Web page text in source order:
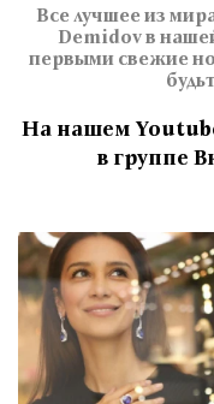
Все лучшее из
Demidov в
первыми свежие
На нашем
в группе